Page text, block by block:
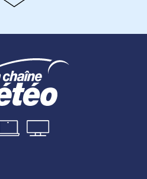
d'Asiedu Sud-Est. Deux
C'est l'un des « tigres » de la
années de « pays en voie de
développé », riche de ses 27
dominante est l'Islam.